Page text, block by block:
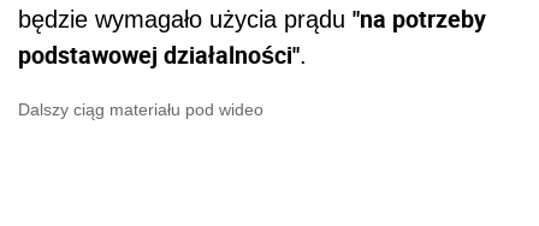
będzie wymagało użycia prądu "na potrzeby
podstawowej działalności".
Dalszy ciąg materiału pod wideo